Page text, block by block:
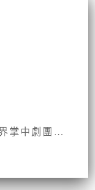
8.台灣（閩南）布袋戲：新世界掌中劇團第2集第15、16面